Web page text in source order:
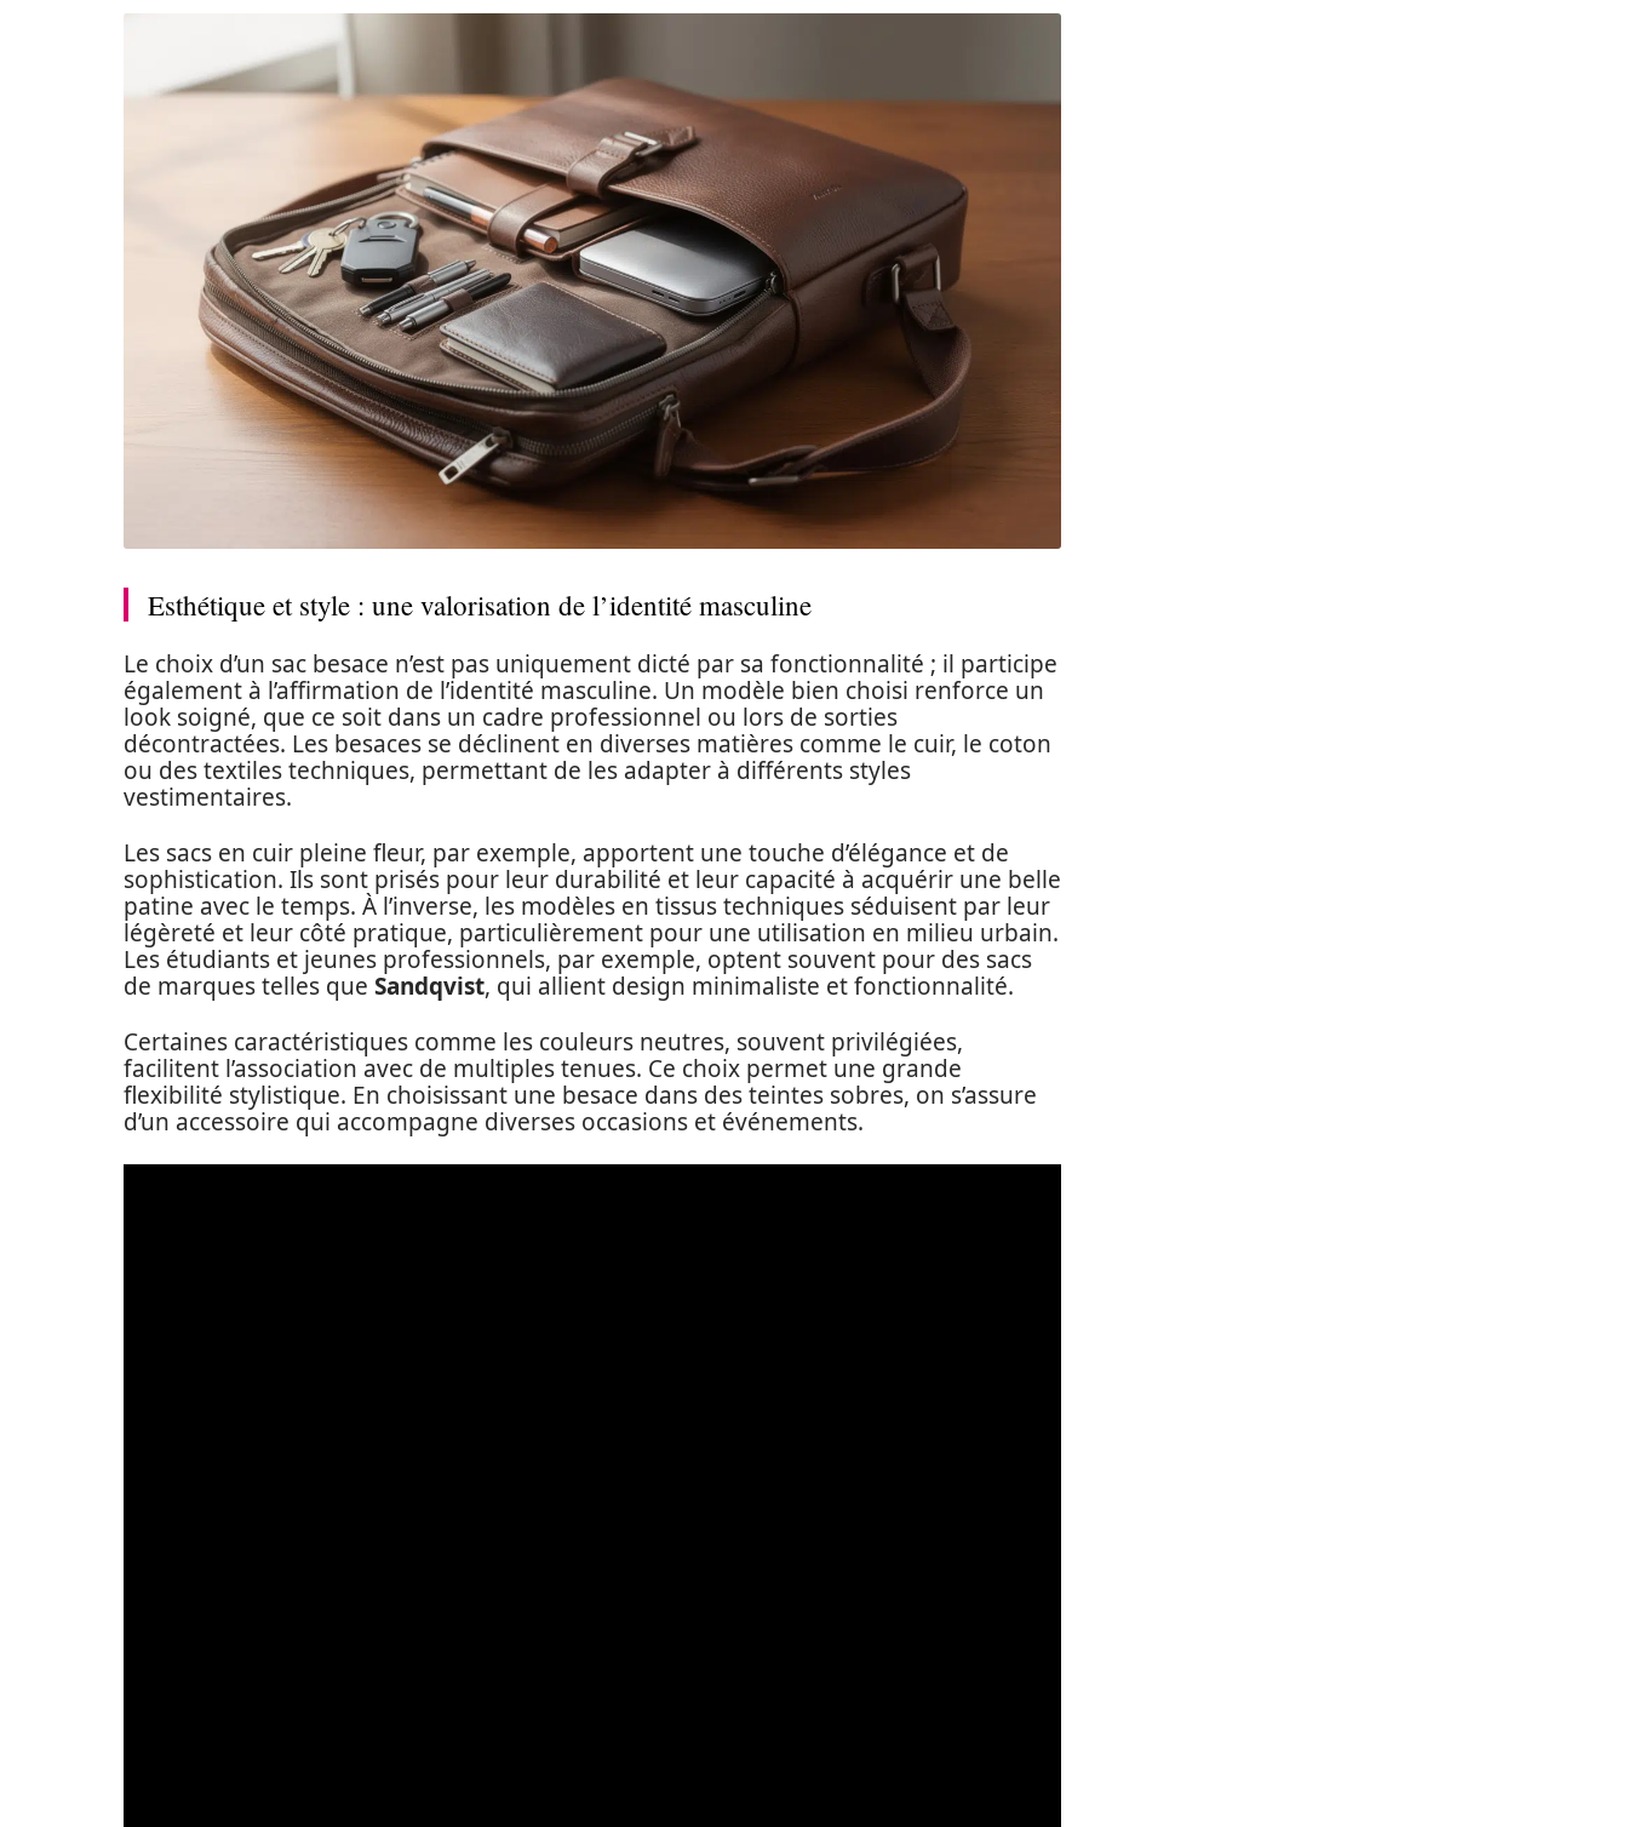
Esthétique et style : une valorisation de l’identité masculine
Le choix d’un sac besace n’est pas uniquement dicté par sa fonctionnalité ; il participe
également à l’affirmation de l’identité masculine. Un modèle bien choisi renforce un
look soigné, que ce soit dans un cadre professionnel ou lors de sorties
décontractées. Les besaces se déclinent en diverses matières comme le cuir, le coton
ou des textiles techniques, permettant de les adapter à différents styles
vestimentaires.
Les sacs en cuir pleine fleur, par exemple, apportent une touche d’élégance et de
sophistication. Ils sont prisés pour leur durabilité et leur capacité à acquérir une belle
patine avec le temps. À l’inverse, les modèles en tissus techniques séduisent par leur
légèreté et leur côté pratique, particulièrement pour une utilisation en milieu urbain.
Les étudiants et jeunes professionnels, par exemple, optent souvent pour des sacs
de marques telles que Sandqvist, qui allient design minimaliste et fonctionnalité.
Certaines caractéristiques comme les couleurs neutres, souvent privilégiées,
facilitent l’association avec de multiples tenues. Ce choix permet une grande
flexibilité stylistique. En choisissant une besace dans des teintes sobres, on s’assure
d’un accessoire qui accompagne diverses occasions et événements.